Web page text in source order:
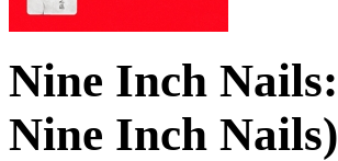
Nine Inch
Nine Inch